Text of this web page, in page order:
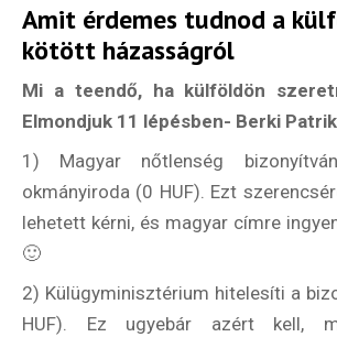
Amit érdemes tudnod a
kötött házasságról
Mi a teendő, ha külföldön
Elmondjuk 11 lépésben- Berki
1) Magyar nőtlenség
okmányiroda (0 HUF). Ezt
lehetett kérni, és magyar címre
🙂
2) Külügyminisztérium hitelesíti a
HUF). Ez ugyebár azért kell,